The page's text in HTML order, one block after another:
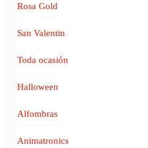
Rosa Gold
San Valentin
Toda ocasión
Halloween
Alfombras
Animatronics